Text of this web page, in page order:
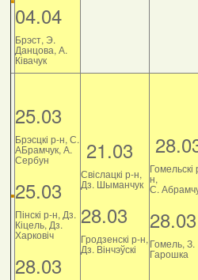
04.04
Брэст, Э.
Данцова, А.
Ківачук
25.03
Брэсцкі р-н, С.
АБрамчук, А.
Сербун
25.03
Пінскі р-н, Дз.
Кіцель, Дз.
Харковіч
28.03
21.03
Свіслацкі р-н,
Дз. Шыманчук
28.03
Гродзенскі р-н,
Дз. Вінчэўскі
Гомельскі
н,
С.
28.03
Гомель, З.
Гарошка